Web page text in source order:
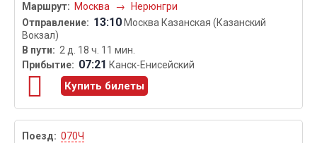
Москва
→ Нерюнгри
13:10 Москва Казанская (Казанский
Вокзал)
2 д. 18 ч. 11 мин.
07:21 Канск-Енисейский
Купить билеты
070Ч